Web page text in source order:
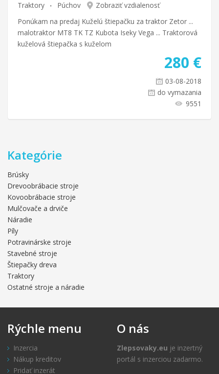
Traktory Púchov
Zobraziť vzdialenosť
Ponúkam na predaj Kuželú štiepačku za traktor Zetor ...
malotraktor MT8 TK TZ Kubota Iseky Vega ... Traktorová
kuželová štiepačka s kuželom
280 €
03-08-2018
do vymazania
9551
Kategórie
Brúsky
Drevoobrábacie stroje
Kovoobrábacie stroje
Mulčovače a drviče
Náradie
Píly
Potravinárske stroje
Stavebné stroje
Štiepačky dreva
Traktory
Ostatné stroje a náradie
Rýchle menu
Inzercia
Nákup kreditov
Pridať inzerát
O nás
Zlepsovaky.eu je inzertný
portál s inzerciou zadarmo.